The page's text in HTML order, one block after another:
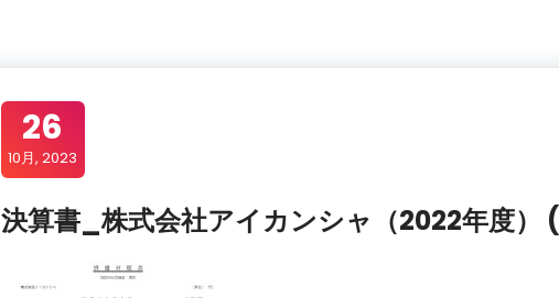
26
10月, 2023
決算書_株式会社アイカンシャ（2022年度